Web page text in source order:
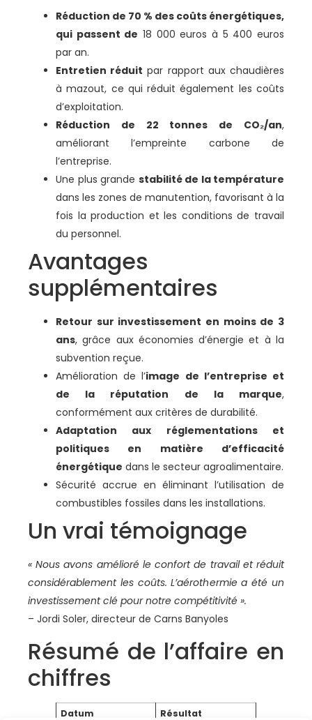
Réduction de 70 % des coûts énergétiques,
qui passent de 18 000 euros à 5 400 euros
par an.
Entretien réduit par rapport aux chaudières
à mazout, ce qui réduit également les coûts
d’exploitation.
Réduction de 22 tonnes de CO₂/an,
améliorant l’empreinte carbone de
l’entreprise.
Une plus grande stabilité de la température
dans les zones de manutention, favorisant à la
fois la production et les conditions de travail
du personnel.
Avantages
supplémentaires
Retour sur investissement en moins de 3
ans, grâce aux économies d’énergie et à la
subvention reçue.
Amélioration de l’image de l’entreprise et
de la réputation de la marque,
conformément aux critères de durabilité.
Adaptation aux réglementations et
politiques en matière d’efficacité
énergétique dans le secteur agroalimentaire.
Sécurité accrue en éliminant l’utilisation de
combustibles fossiles dans les installations.
Un vrai témoignage
« Nous avons amélioré le confort de travail et réduit
considérablement les coûts. L’aérothermie a été un
investissement clé pour notre compétitivité ».
– Jordi Soler, directeur de Carns Banyoles
Résumé de l’affaire en
chiffres
Datum
Résultat